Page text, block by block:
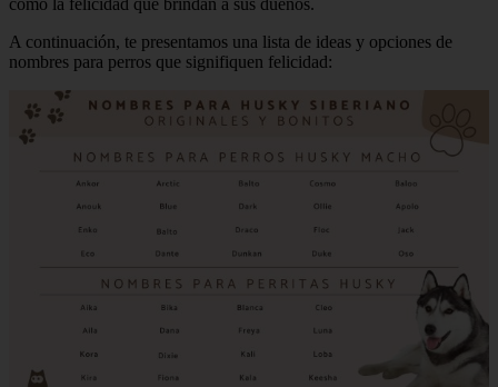
como la felicidad que brindan a sus dueños.
A continuación, te presentamos una lista de ideas y opciones de
nombres para perros que signifiquen felicidad: